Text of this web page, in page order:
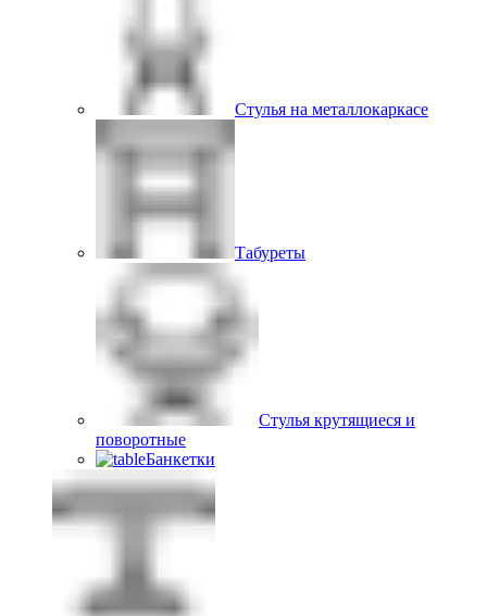
Стулья на металлокаркасе
Табуреты
Стулья крутящиеся и
поворотные
Банкетки